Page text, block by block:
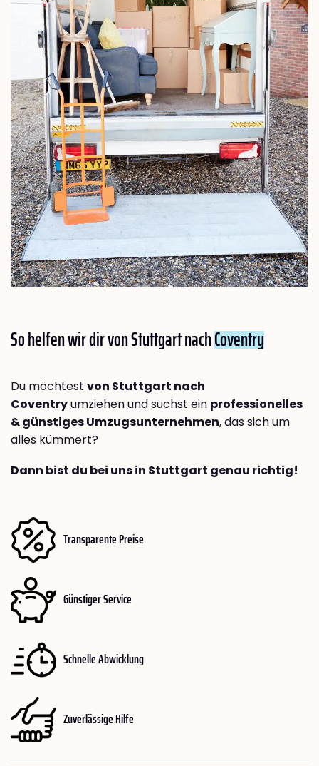
So helfen wir dir von Stuttgart nachCoventry
Du möchtest von Stuttgart nach
Coventryumziehen und suchst ein professionelles
& günstiges Umzugsunternehmen, das sich um
alles kümmert?
Dann bist du bei uns in Stuttgart genau richtig!
Transparente Preise
Günstiger Service
Schnelle Abwicklung
Zuverlässige Hilfe